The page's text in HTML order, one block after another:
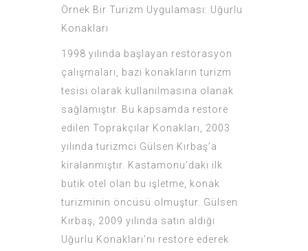
Örnek Bir Turizm Uygulaması: Uğurlu
Konakları
1998 yılında başlayan restorasyon
çalışmaları, bazı konakların turizm
tesisi olarak kullanılmasına olanak
sağlamıştır. Bu kapsamda restore
edilen Toprakçılar Konakları, 2003
yılında turizmci Gülsen Kırbaş’a
kiralanmıştır. Kastamonu’daki ilk
butik otel olan bu işletme, konak
turizminin öncüsü olmuştur. Gülsen
Kırbaş, 2009 yılında satın aldığı
Uğurlu Konakları’nı restore ederek